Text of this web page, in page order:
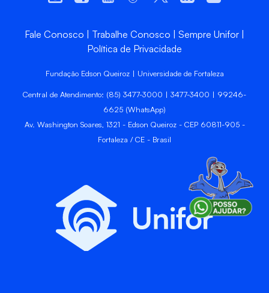
Fale Conosco Trabalhe Conosco
Sempre Unifor
Política de Privacidade
Fundação Edson Queiroz | Universidade de Fortaleza
Central de Atendimento: (85) 3477-3000 | 3477-3400 | 99246-
6625 (WhatsApp)
Av. Washington Soares, 1321 - Edson Queiroz - CEP 60811-905 -
Fortaleza / CE - Brasil